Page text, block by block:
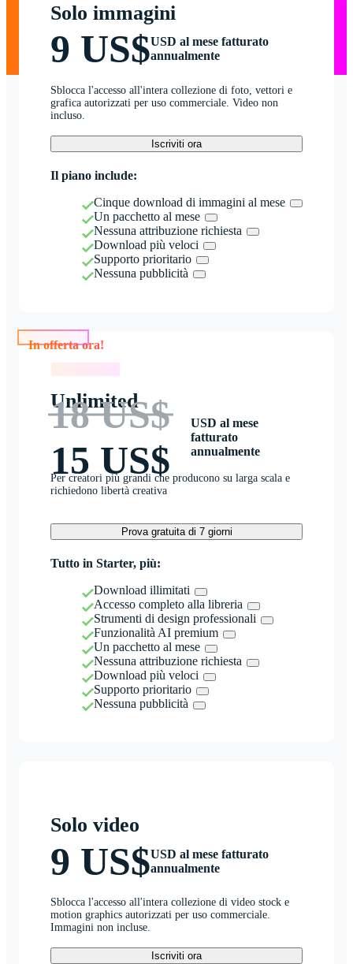
Solo immagini
9 US$USD al mese fatturato
annualmente
Sblocca l'accesso all'intera collezione di foto, vettori e
grafica autorizzati per uso commerciale. Video non
incluso.
Iscriviti ora
Il piano include:
Cinque download di immagini al mese
Un pacchetto al mese
Nessuna attribuzione richiesta
Download più veloci
Supporto prioritario
Nessuna pubblicità
Unlimited
18 US$
15 US$
USD al mese
fatturato
annualmente
Per creatori più grandi che producono su larga scala e
richiedono libertà creativa
Prova gratuita di 7 giorni
Tutto in Starter, più:
Download illimitati
Accesso completo alla libreria
Strumenti di design professionali
Funzionalità AI premium
Un pacchetto al mese
Nessuna attribuzione richiesta
Download più veloci
Supporto prioritario
Nessuna pubblicità
Solo video
9 US$USD al mese fatturato
annualmente
Sblocca l'accesso all'intera collezione di video stock e
motion graphics autorizzati per uso commerciale.
Immagini non incluse.
Iscriviti ora